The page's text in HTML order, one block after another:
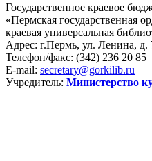
Государственное краевое
«Пермская государственная
краевая универсальная
Адрес: г.Пермь, ул. Ленина, д.
Телефон/факс: (342) 236 20 85
E-mail: secretary@gorkilib.ru
Учредитель: Министерство